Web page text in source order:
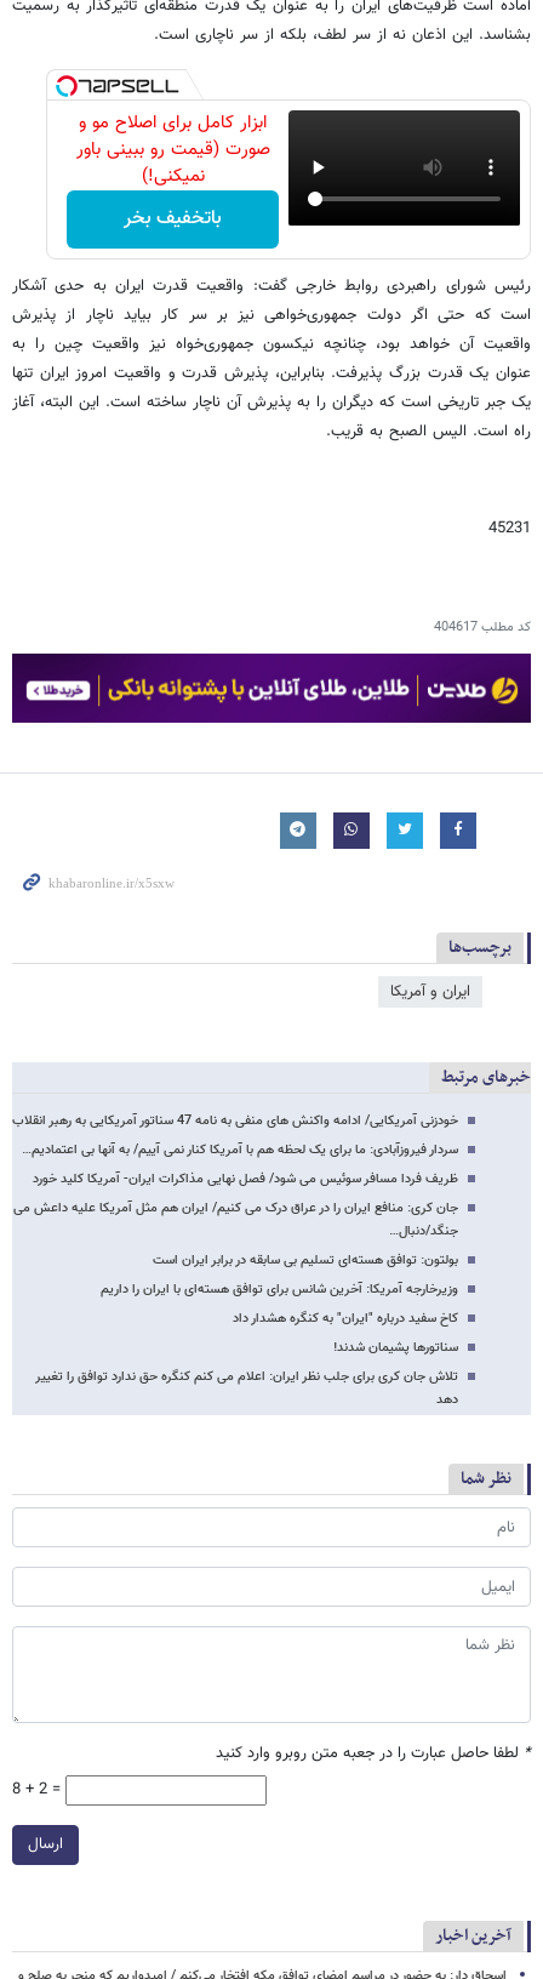
‌آماده است ظرفیت‌های ایران را به عنوان یک قدرت منطقه‌ای تأثیرگذار به رسمیت
بشناسد. این اذعان نه از سر لطف،‌ بلکه از سر ناچاری است.
ابزار کامل برای اصلاح مو و
صورت (قیمت رو ببینی باور
نمیکنی!)
باتخفیف بخر
رئیس شورای راهبردی روابط خارجی گفت: واقعیت قدرت ایران به حدی آشکار
است که حتی اگر دولت جمهوری‌خواهی نیز بر سر کار بیاید ناچار از پذیرش
واقعیت آن خواهد بود، چنانچه نیکسون جمهوری‌خواه نیز واقعیت چین را به
عنوان یک قدرت بزرگ پذیرفت. بنابراین، پذیرش قدرت و واقعیت امروز ایران تنها
یک جبر تاریخی است که دیگران را به پذیرش آن ناچار ساخته است. این البته، آغاز
راه است. الیس الصبح به قریب.
45231
کد مطلب404617
برچسب‌ها
ایران و آمریکا
خبرهای مرتبط
خودزنی آمریکایی/ ادامه واکنش های منفی به نامه 47 سناتور آمریکایی به رهبر انقلاب
سردار فیروزآبادی: ما برای یک لحظه هم با آمریکا کنار نمی آییم/ به آنها بی اعتمادیم…
ظریف فردا مسافر سوئیس می شود/ فصل نهایی مذاکرات ایران- آمریکا کلید خورد
جان کری: منافع ایران را در عراق درک می کنیم/ ایران هم مثل آمریکا علیه داعش می
جنگد/دنبال…
بولتون: توافق هسته‌ای تسلیم بی سابقه در برابر ایران است
وزیرخارجه آمریکا: آخرین شانس برای توافق هسته‌ای با ایران را داریم
کاخ سفید درباره "ایران" به کنگره هشدار داد
سناتورها پشیمان شدند!
تلاش جان کری برای جلب نظر ایران: اعلام می کنم کنگره حق ندارد توافق را تغییر
دهد
نظر شما
* لطفا حاصل عبارت را در جعبه متن روبرو وارد کنید
8 + 2 =
ارسال
آخرین اخبار